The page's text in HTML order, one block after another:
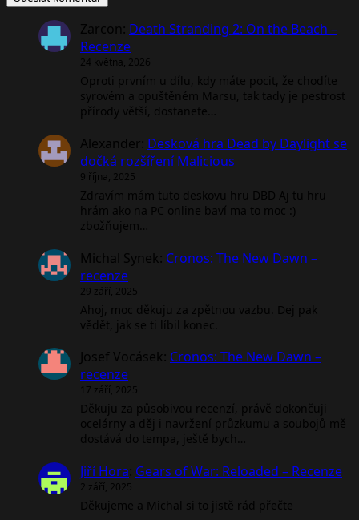
Zarcon: Death Stranding 2: On the Beach –
Recenze
24 května, 2026
Oproti prvním u dílu, kdy máte pocit, že chodíte
syrovém a opuštěném Marsu, tak tady je pestrost
přírody větší, dostanete…
Alexander: Desková hra Dead by Daylight se
dočká rozšíření Malicious
9 října, 2025
Zdravím mám tuto deskovu hru DBD Aj tu hru
hrám ako na PC online baví ma to moc :)
zbožňujem…
Michal Synek: Cronos: The New Dawn –
recenze
29 září, 2025
Ahoj, moc děkuju za zpětnou vazbu. Dej pak
vědět, jak se ti líbil konec.
Josef Vocásek: Cronos: The New Dawn –
recenze
17 září, 2025
Děkuju za působivou recenzí, právě dokončuji
ocelárny a děj i navržení průzkumu a soubojů mě
dostává do tempa, ještě bych…
Jiří Hora: Gears of War: Reloaded – Recenze
2 září, 2025
Děkujeme a Michal si to jistě rád přečte